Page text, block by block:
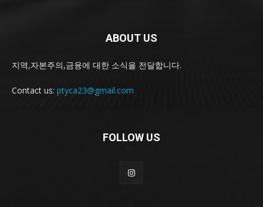
ABOUT US
지역,자본주의,금융에 대한 소식을 전달합니다.
Contact us: ptyca23@gmail.com
FOLLOW US